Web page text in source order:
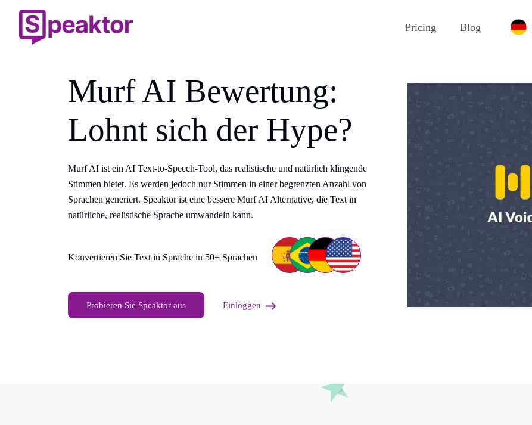
Pricing Blog
Murf AI Bewertung:
Lohnt sich der Hype?
Murf AI ist ein AI Text-to-Speech-Tool, das realistische und natürlich klingende
Stimmen bietet. Es werden jedoch nur Stimmen in einer begrenzten Anzahl von
Sprachen generiert. Speaktor ist eine bessere Murf AI Alternative, die Text in
natürliche, realistische Sprache umwandeln kann.
Konvertieren Sie Text in Sprache in 50+ Sprachen
Probieren Sie Speaktor aus Einloggen